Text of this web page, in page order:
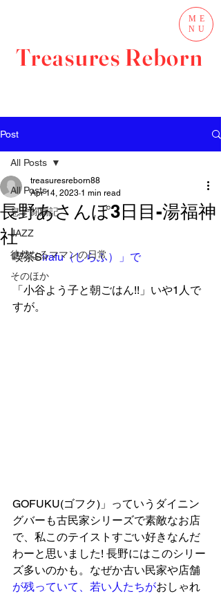
ME
NU
Treasures Reborn
Post
All Posts
息子闘病記
JAZZ
徒然なるママンの日常
そのほか
All Posts
長野あさんぽ3日目-湯福神
社
treasuresreborn88
Apr 14, 2023 1 min read
喫茶Sirafu（しらふ）」で
「小谷よう子と朝ごはん!!」いや1人で
すが。
GOFUKU(ゴフク)」っていうダイニン
グバーも古民家シリーズで素敵なお店
で、私このテイストすごい好きなんだ
わーと思いました! 長野にはこのシリー
ズ多いのかも。なぜか古い民家や店舗
が残っていて、若い人たちがおしゃれ